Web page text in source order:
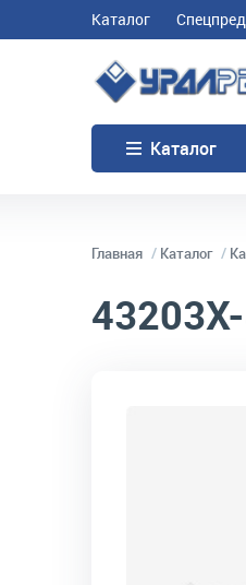
Каталог
Каталог
Главная Каталог